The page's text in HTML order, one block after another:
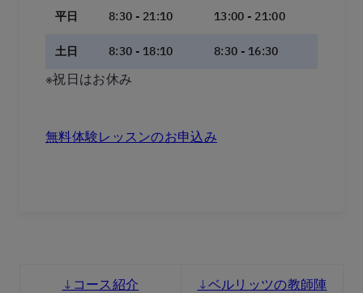
平日 8:30 - 21:10 13:00 - 21:00
土日 8:30 - 18:10 8:30 - 16:30
※祝日はお休み
無料体験レッスンのお申込み
↓コース紹介 ↓ベルリッツの教師陣